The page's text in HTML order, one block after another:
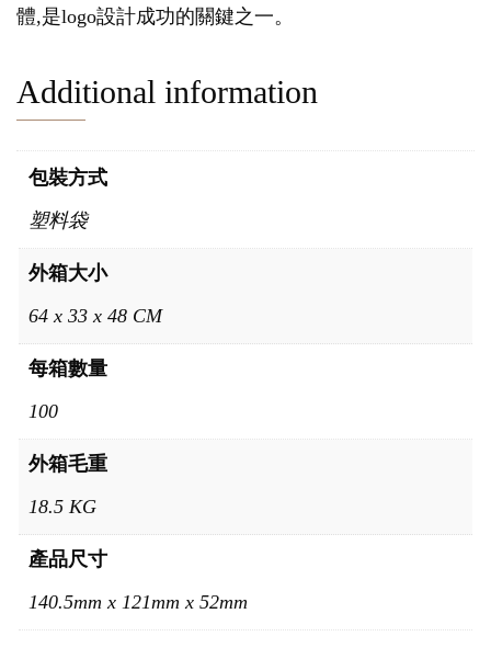
體,是logo設計成功的關鍵之一。
Additional information
包裝方式
塑料袋
外箱大小
64 x 33 x 48 CM
每箱數量
100
外箱毛重
18.5 KG
產品尺寸
140.5mm x 121mm x 52mm